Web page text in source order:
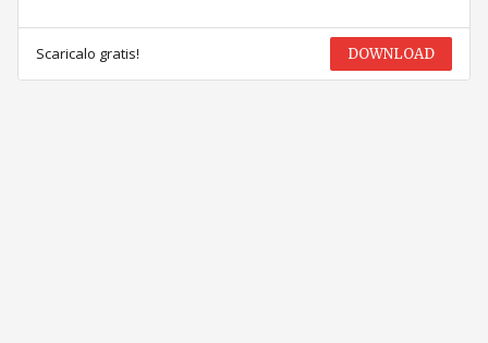
Scaricalo gratis! DOWNLOAD